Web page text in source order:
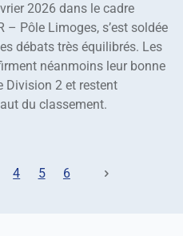
2026 dans le cadre
– Pôle Limoges, s’est soldée
débats très équilibrés. Les
néanmoins leur bonne
Division 2 et restent
du classement.
4 5 6